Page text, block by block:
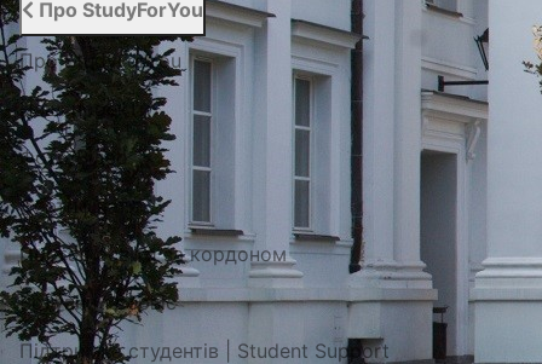
Про StudyForYou
Про StudyForYou
Наші проекти
Фото/Відео
Сертифікати
Портал освіти за кордоном
Вступний сервіс
Підтримка студентів | Student Support